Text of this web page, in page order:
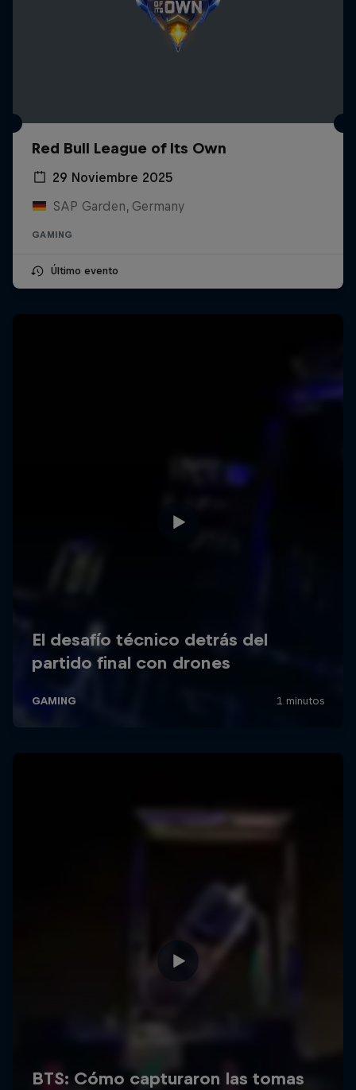
Red Bull League of Its Own
29 Noviembre 2025
SAP Garden, Germany
GAMING
Último evento